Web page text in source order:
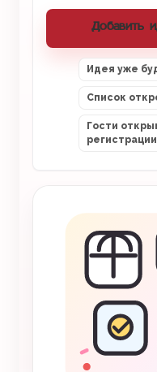
Добавить
Идея уже
Список
Гости
регистрации